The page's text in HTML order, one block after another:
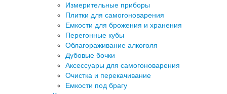
Измерительные приборы
Плитки для самогоноварения
Емкости для брожения и хранения
Перегонные кубы
Облагораживание алкоголя
Дубовые бочки
Аксессуары для самогоноварения
Очистка и перекачивание
Емкости под брагу